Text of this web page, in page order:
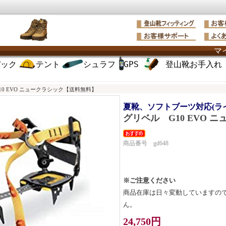
マ
ク
テント シュラフ GPS 登山靴お手入れ
ニュークラシック【送料無料】
夏靴、ソフトブーツ対応(
グリベル G10 EVO ニ
商品番号 gd648
※ご注意ください
商品在庫は日々変動していますの
ん。
24,750円